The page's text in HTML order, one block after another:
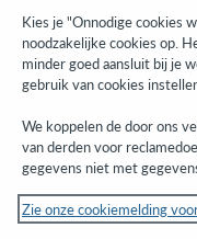
Get the latest product
right to your inbox.
Subscribe now
© 2023 OCLC
Kies je "Onnodige cookies
noodzakelijke cookies op.
minder goed aansluit bij je
gebruik van cookies
We koppelen de door ons
van derden voor
gegevens niet met
Zie onze cookiemelding